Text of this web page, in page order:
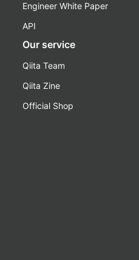
Engineer White Paper
API
Our service
Qiita Team
Qiita Zine
Official Shop